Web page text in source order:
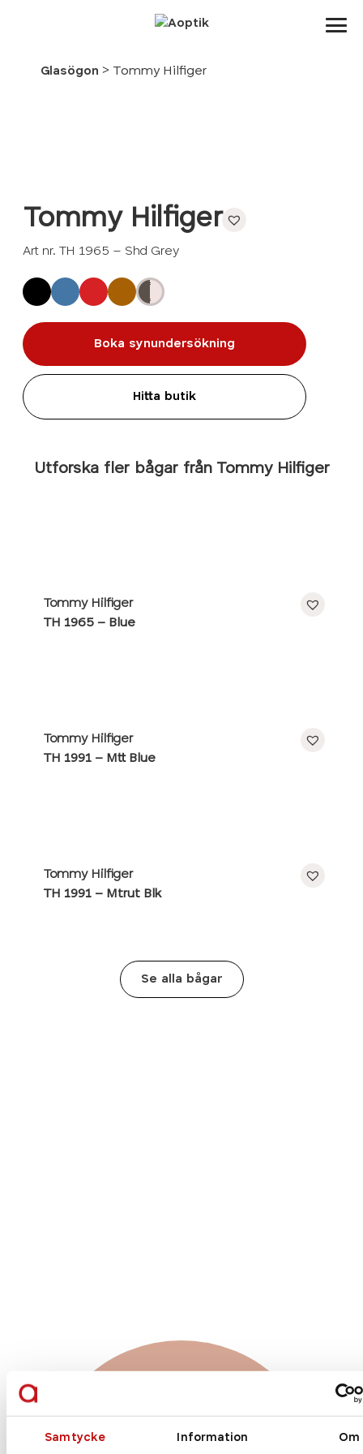
Samtycke Information Om
Aoptik
Glasögon > Tommy Hilfiger
Tommy Hilfiger
Art nr. TH 1965 – Shd Grey
Boka synundersökning
Hitta butik
Utforska fler bågar från Tommy Hilfiger
Tommy Hilfiger
TH 1965 – Blue
Tommy Hilfiger
TH 1991 – Mtt Blue
Tommy Hilfiger
TH 1991 – Mtrut Blk
Se alla bågar
för just dig?
Enkelslipade, progressiva eller färgskiftande